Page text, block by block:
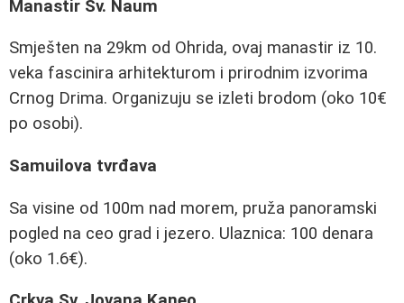
Manastir Sv. Naum
Smješten na 29km od Ohrida, ovaj manastir iz 10.
veka fascinira arhitekturom i prirodnim izvorima
Crnog Drima. Organizuju se izleti brodom (oko 10€
po osobi).
Samuilova tvrđava
Sa visine od 100m nad morem, pruža panoramski
pogled na ceo grad i jezero. Ulaznica: 100 denara
(oko 1.6€).